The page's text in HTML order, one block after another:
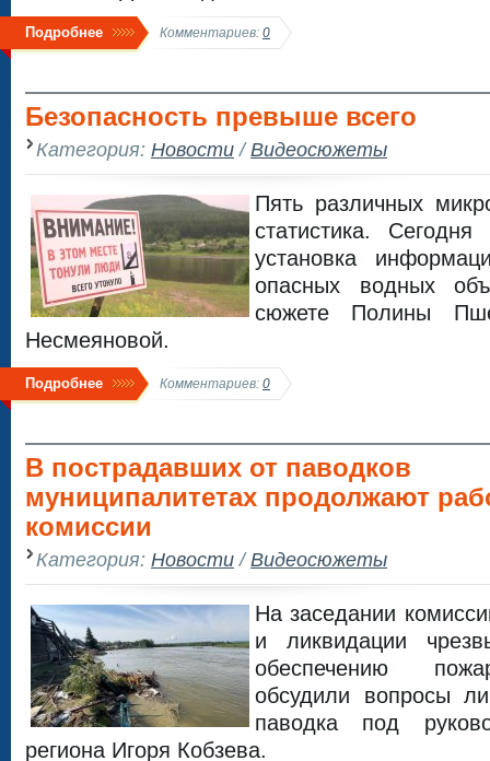
Подробнее Комментариев: 0
Безопасность превыше всего
Категория: Новости/Видеосюжеты
Пять различных
статистика.
установка
опасных водных
сюжете Полины
Несмеяновой.
Подробнее Комментариев: 0
В пострадавших от паводков
муниципалитетах продолжают
комиссии
Категория: Новости/Видеосюжеты
На заседании
и ликвидации
обеспечению
обсудили вопросы
паводка под
региона Игоря Кобзева.